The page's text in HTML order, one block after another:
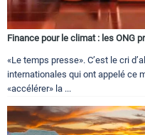
Finance pour le climat : les ONG
«Le temps presse». C’est le cri
internationales qui ont appelé ce
«accélérer» la ...